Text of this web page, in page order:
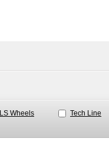
LS Wheels Tech Line